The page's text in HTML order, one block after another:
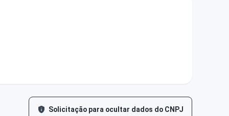
Solicitação para ocultar dados do CNPJ